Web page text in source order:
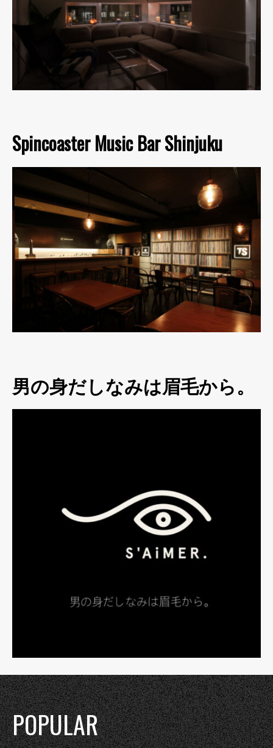
Spincoaster Music Bar Shinjuku
男の身だしなみは眉毛から。
POPULAR